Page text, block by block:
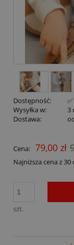
Dostępność:
Wysyłka w:
3
Dostawa:
Cena: 79,00 zł
Najniższa cena z
szt.